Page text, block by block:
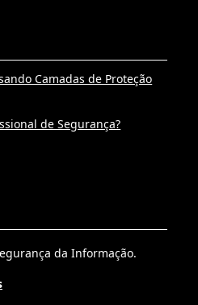
Camadas de Proteção
de Segurança?
da Informação.